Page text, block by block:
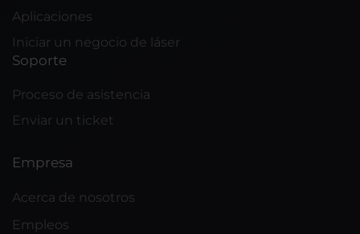
Aplicaciones
Iniciar un negocio de láser
Soporte
Proceso de asistencia
Enviar un ticket
Empresa
Acerca de nosotros
Empleos